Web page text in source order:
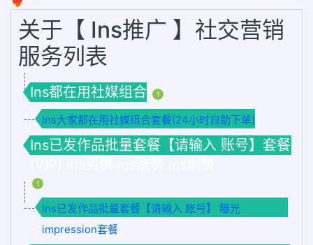
关于【 Ins推广 】社交营销
服务列表
Ins都在用社媒组合 1
Ins大家都在用社媒组合套餐(24小时自助下单)
Ins已发作品批量套餐【请输入 账号】套餐
1
Ins已发作品批量套餐【请输入 账号】 曝光
impression套餐